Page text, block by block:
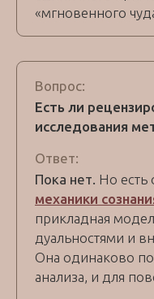
«мгновенного
Вопрос:
Есть ли
исследования
Ответ:
Пока нет. Но есть
механики
прикладная
дуальностями и
Она одинаково
анализа, и для